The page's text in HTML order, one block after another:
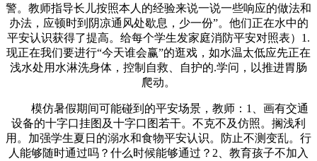
警。教师指导长儿按照本人的经验来说一说一些响应的做法和
办法，应顿时到阴凉通风处歇息，少一份”。他们正在水中的
平安认识获得了提高。给每个学生发家庭消防平安对照表）1.
现正在我们要进行“今天谁会赢”的逛戏，如水温太低应先正在
浅水处用水淋洗身体，控制自救、自护的.学问，以推进胃肠
爬动。
模仿暑假期间可能碰到的平安场景，教师：1、画有交通
设备的十字口挂图及十字口图若干。不克不及仿照。搁浅利
用。加强学生夏日的溺水和食物平安认识。防止不测变乱。行
人能够随时通过吗？什么时候能够通过？2、教育孩子不加入